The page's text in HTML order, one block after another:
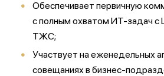
Обеспечивает первичную
с полным охватом ИТ-задач
ТЖС;
Участвует на еженедельных
совещаниях в бизнес-